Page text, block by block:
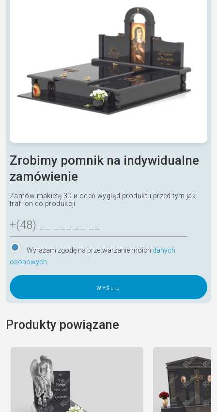
Zrobimy pomnik na indywidualne
zamówienie
Zamów makietę 3D и oceń wygląd produktu przed tym jak
trafi on do produkcji
Wyrażam zgodę na przetwarzanie moich danych
osobowych
A
t
r
Produkty powiązane